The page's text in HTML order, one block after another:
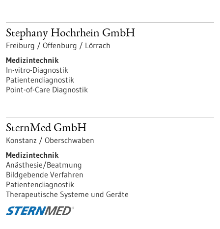
Stephany Hochrhein GmbH
Freiburg / Offenburg / Lörrach
Medizintechnik
In-vitro-Diagnostik
Patientendiagnostik
Point-of-Care Diagnostik
SternMed GmbH
Konstanz / Oberschwaben
Medizintechnik
Anästhesie/Beatmung
Bildgebende Verfahren
Patientendiagnostik
Therapeutische Systeme und Geräte